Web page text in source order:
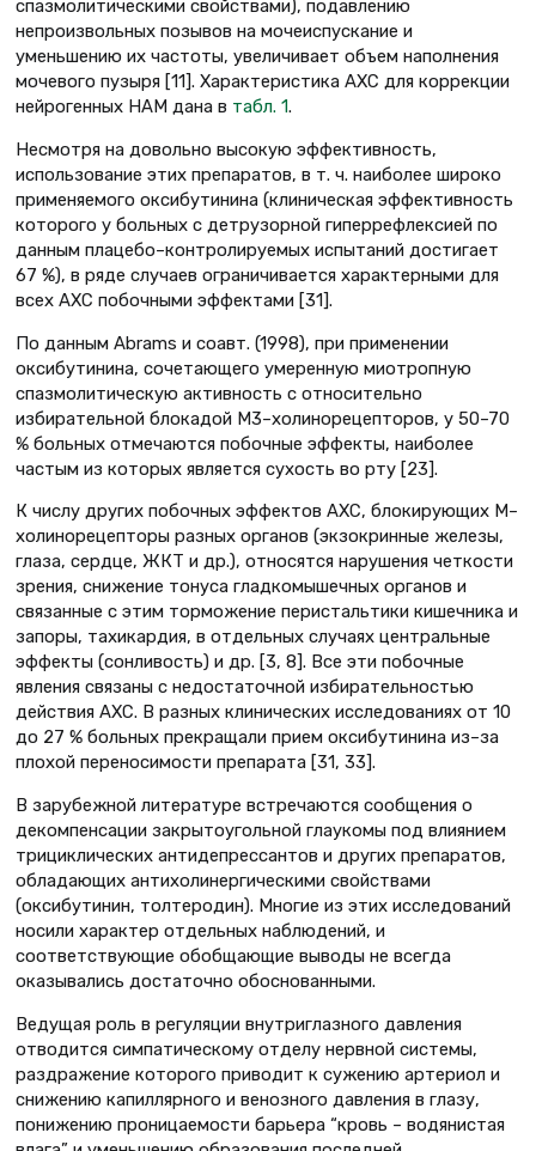
спазмолитическими свойствами), подавлению
непроизвольных позывов на мочеиспускание и
уменьшению их частоты, увеличивает объем наполнения
мочевого пузыря [11]. Характеристика АХС для коррекции
нейрогенных НАМ дана в табл. 1.
Несмотря на довольно высокую эффективность,
использование этих препаратов, в т. ч. наиболее широко
применяемого оксибутинина (клиническая эффективность
которого у больных с детрузорной гиперрефлексией по
данным плацебо–контролируемых испытаний достигает
67 %), в ряде случаев ограничивается характерными для
всех АХС побочными эффектами [31].
По данным Abrams и соавт. (1998), при применении
оксибутинина, сочетающего умеренную миотропную
спазмолитическую активность с относительно
избирательной блокадой М3–холинорецепторов, у 50–70
% больных отмечаются побочные эффекты, наиболее
частым из которых является сухость во рту [23].
К числу других побочных эффектов АХС, блокирующих М–
холинорецепторы разных органов (экзокринные железы,
глаза, сердце, ЖКТ и др.), относятся нарушения четкости
зрения, снижение тонуса гладкомышечных органов и
связанные с этим торможение перистальтики кишечника и
запоры, тахикардия, в отдельных случаях центральные
эффекты (сонливость) и др. [3, 8]. Все эти побочные
явления связаны с недостаточной избирательностью
действия АХС. В разных клинических исследованиях от 10
до 27 % больных прекращали прием оксибутинина из–за
плохой переносимости препарата [31, 33].
В зарубежной литературе встречаются сообщения о
декомпенсации закрытоугольной глаукомы под влиянием
трициклических антидепрессантов и других препаратов,
обладающих антихолинергическими свойствами
(оксибутинин, толтеродин). Многие из этих исследований
носили характер отдельных наблюдений, и
соответствующие обобщающие выводы не всегда
оказывались достаточно обоснованными.
Ведущая роль в регуляции внутриглазного давления
отводится симпатическому отделу нервной системы,
раздражение которого приводит к сужению артериол и
снижению капиллярного и венозного давления в глазу,
понижению проницаемости барьера “кровь – водянистая